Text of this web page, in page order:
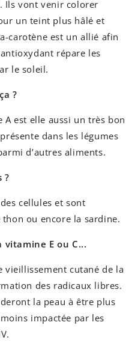
Ils vont venir colorer
un teint plus hâlé et
carotène est un allié afin
répare les
le soleil.
?
est elle aussi un très bon
dans les légumes
d’autres aliments.
?
cellules et sont
ou encore la sardine.
vitamine E ou C...
vieillissement cutané de la
des radicaux libres.
la peau à être plus
impactée par les